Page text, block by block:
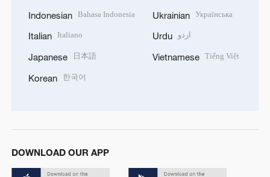
Indonesian Bahasa Indonesia
Italian Italiano
Japanese 日本語
Korean 한국어
Ukrainian Українська
Urdu اردو
Vietnamese Tiếng Việt
DOWNLOAD OUR APP